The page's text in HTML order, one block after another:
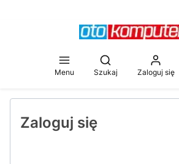
Menu
Otwórz
Szukaj Zaloguj się
Zaloguj się